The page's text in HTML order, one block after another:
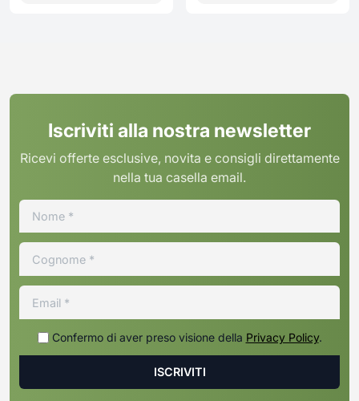
Iscriviti alla nostra newsletter
Ricevi offerte esclusive, novita e consigli direttamente
nella tua casella email.
Confermo di aver preso visione della Privacy Policy.